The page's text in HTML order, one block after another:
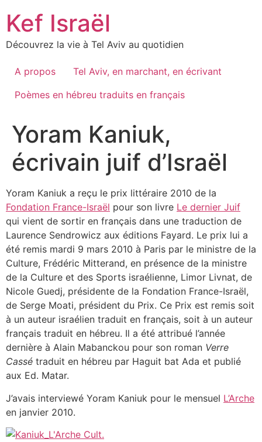
content
Kef Israël
Découvrez la vie à Tel Aviv au quotidien
A propos
Tel Aviv, en marchant, en écrivant
Poèmes en hébreu traduits en français
Yoram Kaniuk,
écrivain juif d’Israël
Yoram Kaniuk a reçu le prix littéraire 2010 de la
Fondation France-Israël pour son livre Le dernier Juif
qui vient de sortir en français dans une traduction de
Laurence Sendrowicz aux éditions Fayard. Le prix lui a
été remis mardi 9 mars 2010 à Paris par le ministre de la
Culture, Frédéric Mitterand, en présence de la ministre
de la Culture et des Sports israélienne, Limor Livnat, de
Nicole Guedj, présidente de la Fondation France-Israël,
de Serge Moati, président du Prix. Ce Prix est remis soit
à un auteur israélien traduit en français, soit à un auteur
français traduit en hébreu. Il a été attribué l’année
dernière à Alain Mabanckou pour son roman Verre
Cassé traduit en hébreu par Haguit bat Ada et publié
aux Ed. Matar.
J’avais interviewé Yoram Kaniuk pour le mensuel L’Arche
en janvier 2010.